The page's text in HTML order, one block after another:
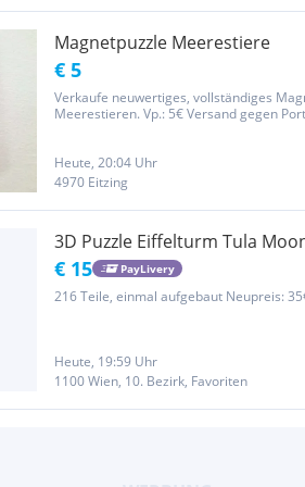
Magnetpuzzle Meerestiere
€ 5
Verkaufe neuwertiges, vollständiges
Meerestieren. Vp.: 5€ Versand gegen
Heute, 20:04 Uhr
4970 Eitzing
3D Puzzle Eiffelturm Tula
€ 15 PayLivery
216 Teile, einmal aufgebaut Neupreis:
Heute, 19:59 Uhr
1100 Wien, 10. Bezirk, Favoriten